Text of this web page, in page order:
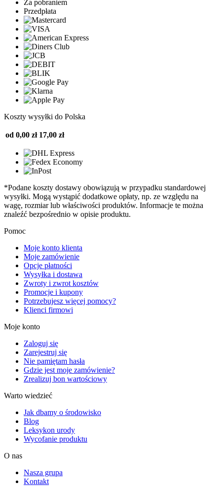
Za pobraniem
Przedpłata
Koszty wysyłki do Polska
od 0,00 zł 17,00 zł
*Podane koszty dostawy obowiązują w przypadku standardowej
wysyłki. Mogą wystąpić dodatkowe opłaty, np. ze względu na
wagę, rozmiar lub właściwości produktów. Informacje te można
znaleźć bezpośrednio w opisie produktu.
Pomoc
Moje konto klienta
Moje zamówienie
Opcje płatności
Wysyłka i dostawa
Zwroty i zwrot kosztów
Promocje i kupony
Potrzebujesz więcej pomocy?
Klienci firmowi
Moje konto
Zaloguj się
Zarejestruj się
Nie pamiętam hasła
Gdzie jest moje zamówienie?
Zrealizuj bon wartościowy
Warto wiedzieć
Jak dbamy o środowisko
Blog
Leksykon urody
Wycofanie produktu
O nas
Nasza grupa
Kontakt